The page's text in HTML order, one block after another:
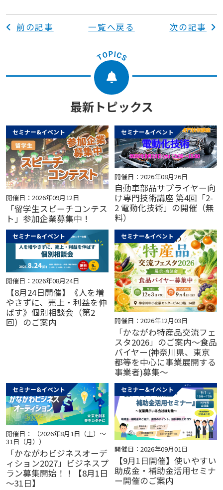
前の記事 一覧へ戻る 次の記事
最新トピックス
セミナー&イベント
開催日：2026年09月12日
「留学生スピーチコンテス
ト」参加企業募集中！
セミナー&イベント
開催日：2026年08月26日
自動車部品サプライヤー向
け専門技術講座 第4回「2-
2 電動化技術」の開催（無
料）
セミナー&イベント
開催日：2026年08月24日
【8月24日開催】《人を増
やさずに、売上・利益を伸
ばす》個別相談会（第2
回）のご案内
セミナー&イベント
開催日：2026年12月03日
「かながわ特産品交流フェ
スタ2026」のご案内～食品
バイヤー(神奈川県、東京
都等を中心に事業展開する
事業者)募集～
セミナー&イベント
開催日： （2026年8月1日（土）～
31日（月））
「かながわビジネスオーデ
ィション2027」ビジネスプ
ラン募集開始！！【8月1日
～31日】
セミナー&イベント
開催日：2026年09月01日
【9月1日開催】使いやすい
助成金・補助金活用セミナ
ー開催のご案内